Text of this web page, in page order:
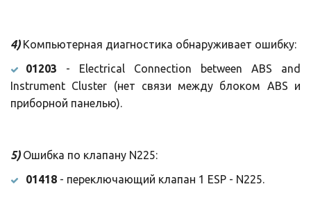
4) Компьютерная диагностика обнаруживает ошибку:
01203 - Electrical Connection between ABS and
Instrument Cluster (нет связи между блоком ABS и
приборной панелью).
5) Ошибка по клапану N225:
01418 - переключающий клапан 1 ESP - N225.